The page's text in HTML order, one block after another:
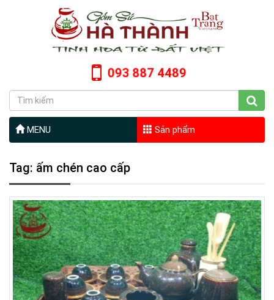
093 887 4489
MENU Sản phẩm
Tag: ấm chén cao cấp